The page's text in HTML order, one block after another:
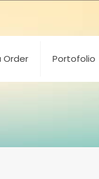
Order Portofolio